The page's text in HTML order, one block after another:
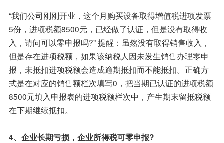
“我们公司刚刚开业，这个月购买设备取得增值税进项发票
5份，进项税额8500元，已经做了认证，但是没有取得收
入，请问可以零申报吗?” 提醒：虽然没有取得销售收入，
但是存在进项税额，如果该纳税人因未发生销售办理零申
报，未抵扣进项税额会造成逾期抵扣而不能抵扣。正确方
式是在对应的销售额栏次填写0，把当期已认证的进项税额
8500元填入申报表的进项税额栏次中，产生期末留抵税额
在下期继续抵扣。
4、企业长期亏损，企业所得税可零申报?